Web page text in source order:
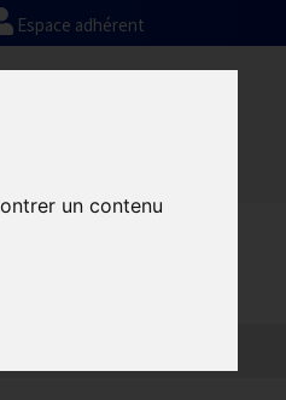
un contenu
Espace adhérent